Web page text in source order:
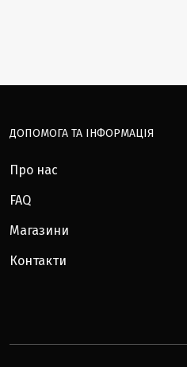
ДОПОМОГА ТА ІНФОРМАЦІЯ
Про нас
FAQ
Магазини
Контакти